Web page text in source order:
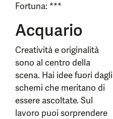
Fortuna: ***
Acquario
Creatività e originalità
sono al centro della
scena. Hai idee fuori dagli
schemi che meritano di
essere ascoltate. Sul
lavoro puoi sorprendere